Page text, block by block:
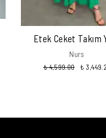
Etek Ceket Takım
Nurs
₺ 4,599.00 ₺